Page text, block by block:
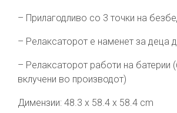
– Прилагодливо со 3 точки на
– Релаксаторот е наменет за деца
– Релаксаторот работи на батерии
вклучени во производот)
Димензии: 48.3 x 58.4 x 58.4 cm